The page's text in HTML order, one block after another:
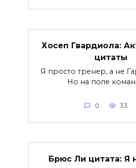
Хосеп Гвардиола:
цитаты
Я просто тренер, а не
Но на поле
0 33
Брюс Ли цитата: Я